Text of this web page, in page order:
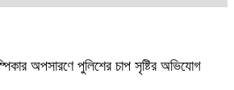
অপসারণে পুলিশের চাপ সৃষ্টির অভিযোগ